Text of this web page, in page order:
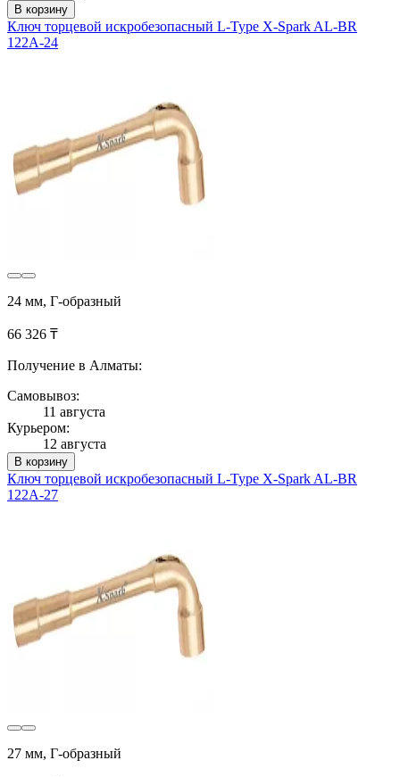
В корзину
Ключ торцевой искробезопасный L-Type X-Spark AL-BR
122A-24
24 мм, Г-образный
66 326 ₸
Получение в Алматы:
Самовывоз:
11 августа
Курьером:
12 августа
В корзину
Ключ торцевой искробезопасный L-Type X-Spark AL-BR
122A-27
27 мм, Г-образный